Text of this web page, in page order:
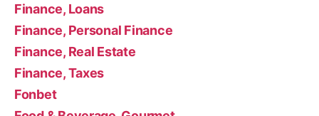
Finance, Loans
Finance, Personal Finance
Finance, Real Estate
Finance, Taxes
Fonbet